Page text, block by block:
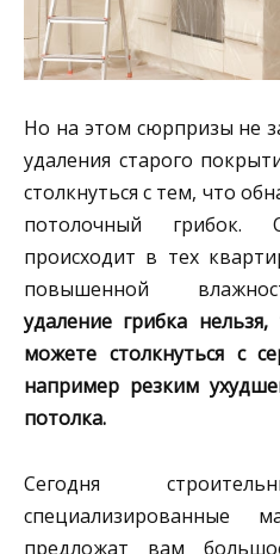
Но на этом сюрпризы не
удаления старого
столкнуться с тем, что
потолочный грибок.
происходит в тех
повышенной
удаление грибка
можете столкнуться с
например резким
потолка.
Сегодня
специализированные
предложат вам